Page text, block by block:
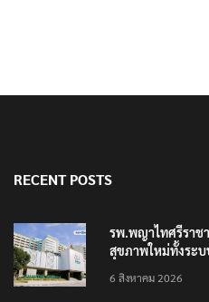
RECENT POSTS
รพ.พญาไทศรีราช
สุขภาพใหม่ทั้งระบ
6 สิงหาคม 2026